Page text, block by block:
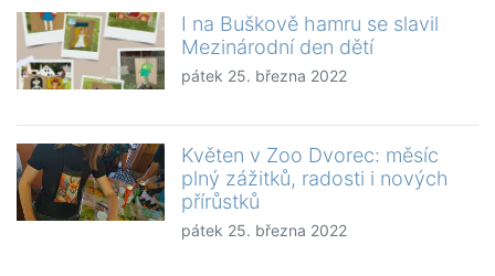
I na Buškově hamru se slavil
Mezinárodní den dětí
pátek 25. března 2022
Květen v Zoo Dvorec: měsíc
plný zážitků, radosti i nových
přírůstků
pátek 25. března 2022